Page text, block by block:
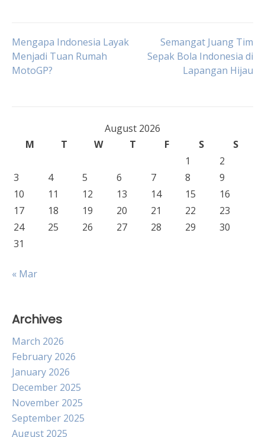
Post
navigation
Mengapa Indonesia Layak
Menjadi Tuan Rumah
MotoGP?
Semangat Juang Tim
Sepak Bola Indonesia di
Lapangan Hijau
August 2026
M
T W T F S
S
1
2
3
4 5 6 7 8
9
10
11 12 13 14 15
16
17
18 19 20 21 22
23
24
25 26 27 28 29
30
31
« Mar
Archives
March 2026
February 2026
January 2026
December 2025
November 2025
September 2025
August 2025